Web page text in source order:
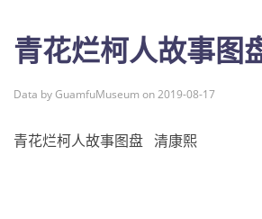
青花烂柯人故事图
Data by GuamfuMuseum on 2019-08-17
青花烂柯人故事图盘 清康熙